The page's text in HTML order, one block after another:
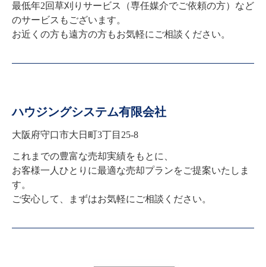
最低年2回草刈りサービス（専任媒介でご依頼の方）など
のサービスもございます。
お近くの方も遠方の方もお気軽にご相談ください。
ハウジングシステム有限会社
大阪府守口市大日町3丁目25-8
これまでの豊富な売却実績をもとに、
お客様一人ひとりに最適な売却プランをご提案いたしま
す。
ご安心して、まずはお気軽にご相談ください。